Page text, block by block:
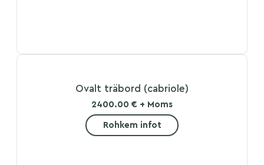
Ovalt träbord (cabriole)
2400.00 € + Moms
Rohkem infot